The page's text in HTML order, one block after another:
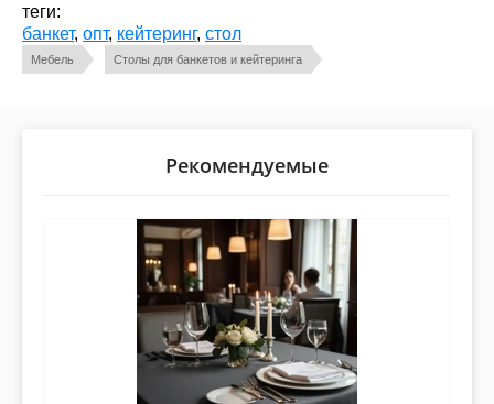
теги:
банкет, опт, кейтеринг, стол
Мебель Столы для банкетов и кейтеринга
Рекомендуемые